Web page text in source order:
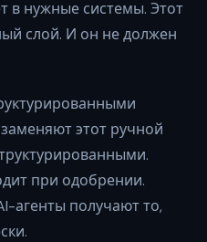
в нужные системы. Этот
слой. И он не должен
этот ручной
при одобрении.
агенты получают то,